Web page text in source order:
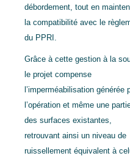
débordement, tout en
la compatibilité avec le
du PPRI.
Grâce à cette gestion à la
le projet compense
l’imperméabilisation générée
l’opération et même une
des surfaces existantes,
retrouvant ainsi un niveau de
ruissellement équivalent à